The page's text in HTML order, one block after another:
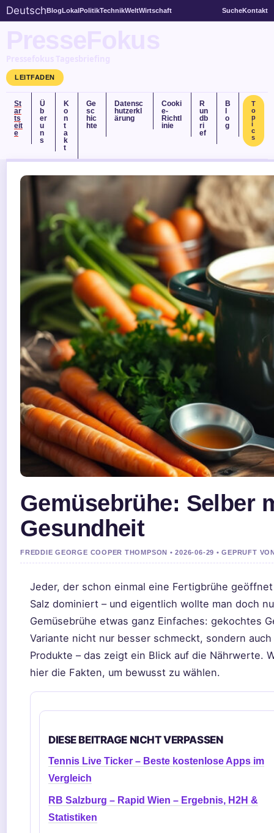
DeutschBlogLokalPolitikTechnikWeltWirtschaft SucheKontakt
PresseFokus
Pressefokus Tagesbriefing
LEITFADEN
St
ar
ts
eit
e
Ü
b
er
u
n
s
K
o
n
t
a
k
t
Ge
sc
hic
hte
Datensc
hutzerkl
ärung
Cooki
e-
Richtl
inie
R
un
db
ri
ef
B
o
g
T
o
p
i
c
s
Gemüsebrühe: Selber
Gesundheit
FREDDIE GEORGE COOPER THOMPSON • 2026-06-29 • GEPRUFT
Jeder, der schon einmal eine Fertigbrühe
Salz dominiert – und eigentlich wollte man doch
Gemüsebrühe etwas ganz Einfaches: gekochtes
Variante nicht nur besser schmeckt, sondern
Produkte – das zeigt ein Blick auf die Nährwerte.
hier die Fakten, um bewusst zu wählen.
DIESE BEITRAGE NICHT VERPASSEN
Tennis Live Ticker – Beste kostenlose Apps im
Vergleich
RB Salzburg – Rapid Wien – Ergebnis, H2H &
Statistiken